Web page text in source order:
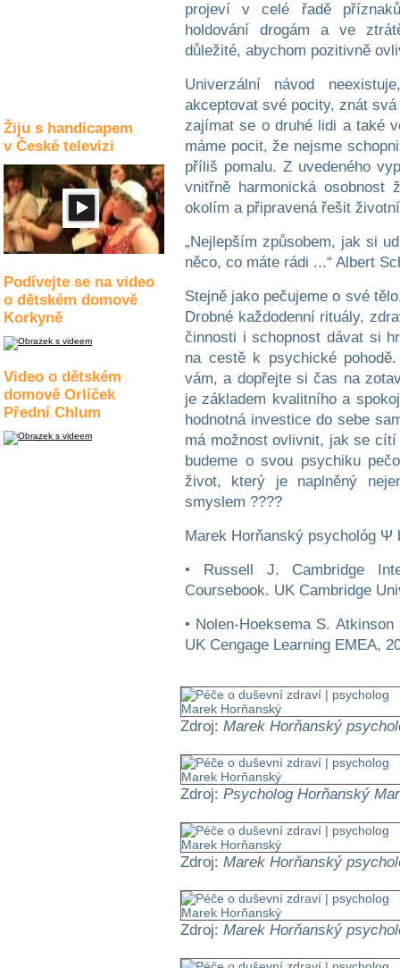
Žiju s handicapem
v České televizi
Podívejte se na video
o dětském domově
Korkyně
Video o dětském
domově Orlíček
Přední Chlum
projeví v celé řadě
holdování drogám a ve
důležité, abychom pozitivně
Univerzální návod
akceptovat své pocity, znát
zajímat se o druhé lidi a také
máme pocit, že nejsme
příliš pomalu. Z uvedeného
vnitřně harmonická
okolím a připravená řešit
„Nejlepším způsobem, jak si
něco, co máte rádi ...“ Albert
Stejně jako pečujeme o své
Drobné každodenní rituály,
činnosti i schopnost dávat si
na cestě k psychické
vám, a dopřejte si čas na
je základem kvalitního a
hodnotná investice do sebe
má možnost ovlivnit, jak se
budeme o svou psychiku
život, který je naplněný
smyslem ????
Marek Horňanský psychológ Ψ
• Russell J. Cambridge
Coursebook. UK Cambridge
• Nolen-Hoeksema S.
UK Cengage Learning EMEA,
Zdroj: Marek Horňanský
Zdroj: Psycholog Horňanský
Zdroj: Marek Horňanský
Zdroj: Marek Horňanský